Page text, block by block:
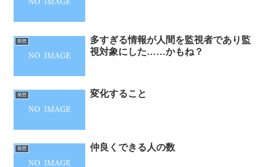
発想
多すぎる情報が人間を監視者であり監
視対象にした……かもね？
発想 変化すること
発想 仲良くできる人の数